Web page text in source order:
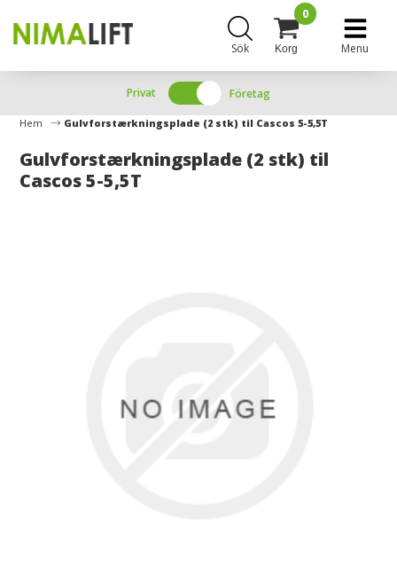
Sök Korg
0
Menu
Privat Företag
Hem Gulvforstærkningsplade (2 stk) til Cascos 5-5,5T
Gulvforstærkningsplade (2 stk) til
Cascos 5-5,5T